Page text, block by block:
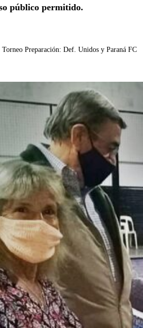
público permitido.
Torneo Preparación: Def. Unidos y Paraná FC